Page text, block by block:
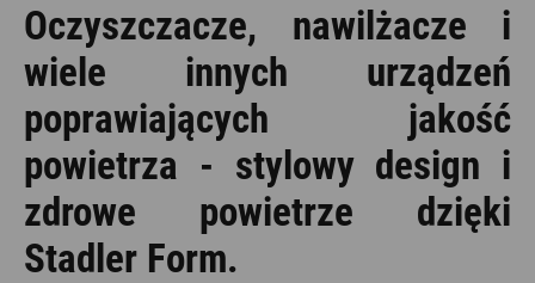
Oczyszczacze, nawilżacze i
wiele innych urządzeń
poprawiających jakość
powietrza - stylowy design i
zdrowe powietrze dzięki
Stadler Form.